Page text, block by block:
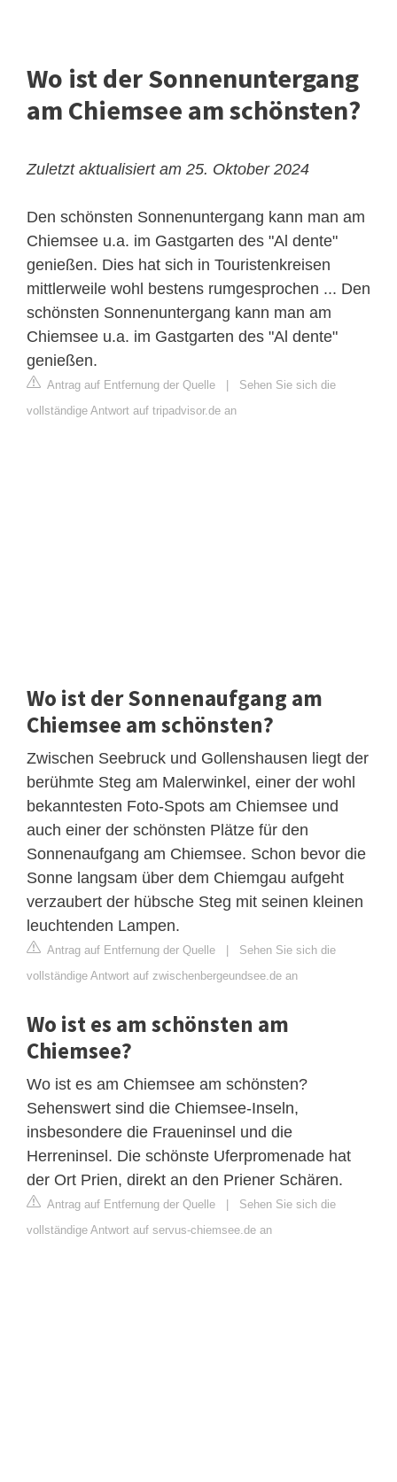
Wo ist der Sonnenuntergang
am Chiemsee am schönsten?
Zuletzt aktualisiert am 25. Oktober 2024
Den schönsten Sonnenuntergang kann man am
Chiemsee u.a. im Gastgarten des "Al dente"
genießen. Dies hat sich in Touristenkreisen
mittlerweile wohl bestens rumgesprochen ... Den
schönsten Sonnenuntergang kann man am
Chiemsee u.a. im Gastgarten des "Al dente"
genießen.
Antrag auf Entfernung der Quelle
Sehen Sie sich die
vollständige Antwort auf tripadvisor.de an
Wo ist der Sonnenaufgang am
Chiemsee am schönsten?
Zwischen Seebruck und Gollenshausen liegt der
berühmte Steg am Malerwinkel, einer der wohl
bekanntesten Foto-Spots am Chiemsee und
auch einer der schönsten Plätze für den
Sonnenaufgang am Chiemsee. Schon bevor die
Sonne langsam über dem Chiemgau aufgeht
verzaubert der hübsche Steg mit seinen kleinen
leuchtenden Lampen.
Antrag auf Entfernung der Quelle
Sehen Sie sich die
vollständige Antwort auf zwischenbergeundsee.de an
Wo ist es am schönsten am
Chiemsee?
Wo ist es am Chiemsee am schönsten?
Sehenswert sind die Chiemsee-Inseln,
insbesondere die Fraueninsel und die
Herreninsel. Die schönste Uferpromenade hat
der Ort Prien, direkt an den Priener Schären.
Antrag auf Entfernung der Quelle
Sehen Sie sich die
vollständige Antwort auf servus-chiemsee.de an